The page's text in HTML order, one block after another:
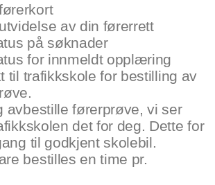
av din førerrett
på søknader
for innmeldt opplæring
til trafikkskole for bestilling av
avbestille førerprøve, vi ser
det for deg. Dette for
til godkjent skolebil.
bestilles en time pr.